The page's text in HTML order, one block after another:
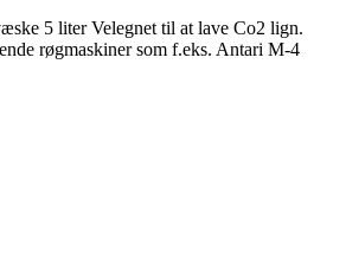
5 liter Velegnet til at lave Co2 lign.
røgmaskiner som f.eks. Antari M-4